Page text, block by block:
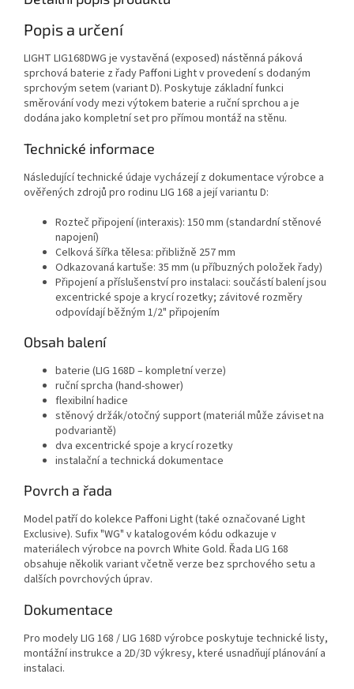
Popis a určení
LIGHT LIG168DWG je vystavěná (exposed) nástěnná páková
sprchová baterie z řady Paffoni Light v provedení s dodaným
sprchovým setem (variant D). Poskytuje základní funkci
směrování vody mezi výtokem baterie a ruční sprchou a je
dodána jako kompletní set pro přímou montáž na stěnu.
Technické informace
Následující technické údaje vycházejí z dokumentace výrobce a
ověřených zdrojů pro rodinu LIG 168 a její variantu D:
Rozteč připojení (interaxis): 150 mm (standardní stěnové
napojení)
Celková šířka tělesa: přibližně 257 mm
Odkazovaná kartuše: 35 mm (u příbuzných položek řady)
Připojení a příslušenství pro instalaci: součástí balení jsou
excentrické spoje a krycí rozetky; závitové rozměry
odpovídají běžným 1/2" připojením
Obsah balení
baterie (LIG 168D – kompletní verze)
ruční sprcha (hand‑shower)
flexibilní hadice
stěnový držák/otočný support (materiál může záviset na
podvariantě)
dva excentrické spoje a krycí rozetky
instalační a technická dokumentace
Povrch a řada
Model patří do kolekce Paffoni Light (také označované Light
Exclusive). Sufix "WG" v katalogovém kódu odkazuje v
materiálech výrobce na povrch White Gold. Řada LIG 168
obsahuje několik variant včetně verze bez sprchového setu a
dalších povrchových úprav.
Dokumentace
Pro modely LIG 168 / LIG 168D výrobce poskytuje technické listy,
montážní instrukce a 2D/3D výkresy, které usnadňují plánování a
instalaci.